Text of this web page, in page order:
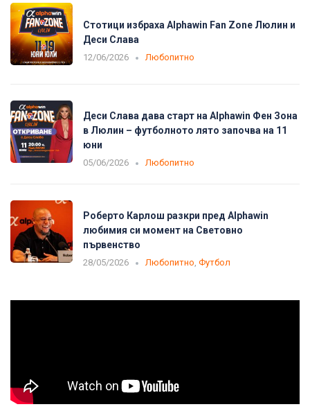
Стотици избраха Alphawin Fan Zone Люлин и
Деси Слава
12/06/2026 Любопитно
Деси Слава дава старт на Alphawin Фен Зона
в Люлин – футболното лято започва на 11
юни
05/06/2026 Любопитно
Роберто Карлош разкри пред Alphawin
любимия си момент на Световно
първенство
28/05/2026 Любопитно Футбол